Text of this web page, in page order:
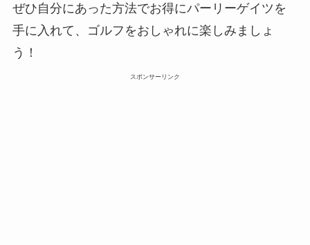
ぜひ自分にあった方法でお得にパーリーゲイツを
手に入れて、ゴルフをおしゃれに楽しみましょ
う！
スポンサーリンク